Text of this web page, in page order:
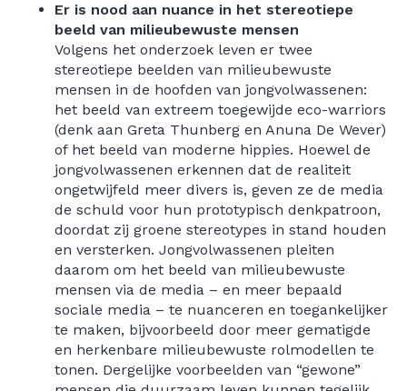
Er is nood aan nuance in het stereotiepe
beeld van milieubewuste mensen
Volgens het onderzoek leven er twee
stereotiepe beelden van milieubewuste
mensen in de hoofden van jongvolwassenen:
het beeld van extreem toegewijde eco-warriors
(denk aan Greta Thunberg en Anuna De Wever)
of het beeld van moderne hippies. Hoewel de
jongvolwassenen erkennen dat de realiteit
ongetwijfeld meer divers is, geven ze de media
de schuld voor hun prototypisch denkpatroon,
doordat zij groene stereotypes in stand houden
en versterken. Jongvolwassenen pleiten
daarom om het beeld van milieubewuste
mensen via de media – en meer bepaald
sociale media – te nuanceren en toegankelijker
te maken, bijvoorbeeld door meer gematigde
en herkenbare milieubewuste rolmodellen te
tonen. Dergelijke voorbeelden van “gewone”